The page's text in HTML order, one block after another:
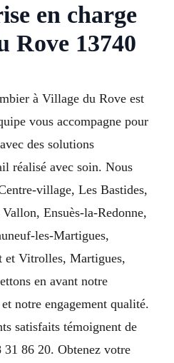
en charge
Rove 13740
à Village du Rove est
vous accompagne pour
des solutions
réalisé avec soin. Nous
village, Les Bastides,
Ensuès-la-Redonne,
les-Martigues,
et Vitrolles, Martigues,
en avant notre
notre engagement qualité.
satisfaits témoignent de
31 86 20. Obtenez votre